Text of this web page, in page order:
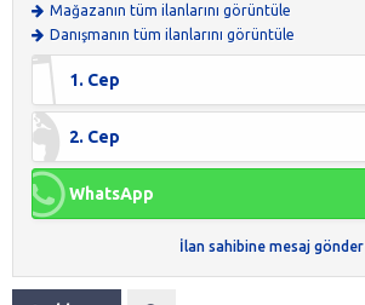
Mağazanın tüm ilanlarını görüntüle
Danışmanın tüm ilanlarını görüntüle
1. Cep
2. Cep
WhatsApp
İlan sahibine mesaj gönder